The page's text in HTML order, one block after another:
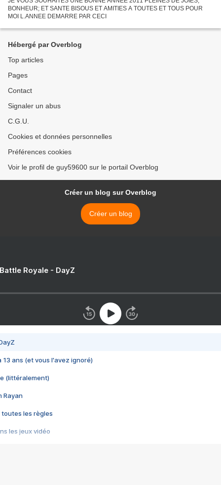
BONHEUR; ET SANTE BISOUS ET AMITIES A TOUTES ET TOUS POUR
MOI L.ANNEE DEMARRE PAR CECI
Hébergé par Overblog
Top articles
Pages
Contact
Signaler un abus
C.G.U.
Cookies et données personnelles
Préférences cookies
Voir le profil de guy59600 sur le portail Overblog
Créer un blog sur Overblog
Créer un blog
Royale - DayZ
13 ans (et vous l'avez ignoré)
(littéralement)
Rayan
toutes les règles
les jeux vidéo